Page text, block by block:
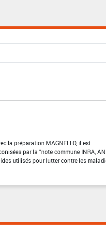
la préparation MAGNELLO, il est
par la "note commune INRA,
utilisés pour lutter contre les